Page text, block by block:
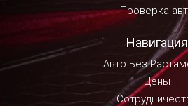
Проверка
Навигация
Авто Без
Цены